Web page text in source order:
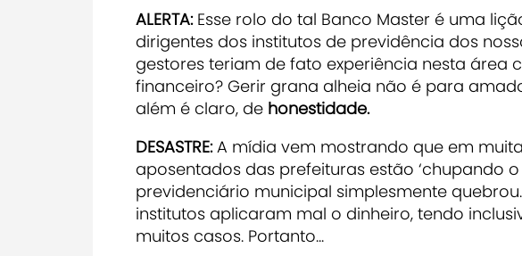
ALERTA:Esse rolo do tal Banco Master é uma
dirigentes dos institutos de previdência dos
gestores teriam de fato experiência nesta área
financeiro? Gerir grana alheia não é para
além é claro, de honestidade.
DESASTRE:A mídia vem mostrando que em
aposentados das prefeituras estão ‘chupando
previdenciário municipal simplesmente
institutos aplicaram mal o dinheiro, tendo
muitos casos. Portanto...